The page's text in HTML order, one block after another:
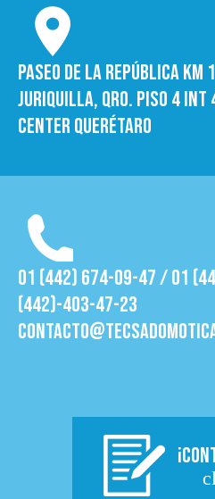
Paseo de la República Km
Juriquilla, Qro. Piso 4 int
Center Querétaro
01 (442) 674-09-47 / 01
(442)-403-47-23